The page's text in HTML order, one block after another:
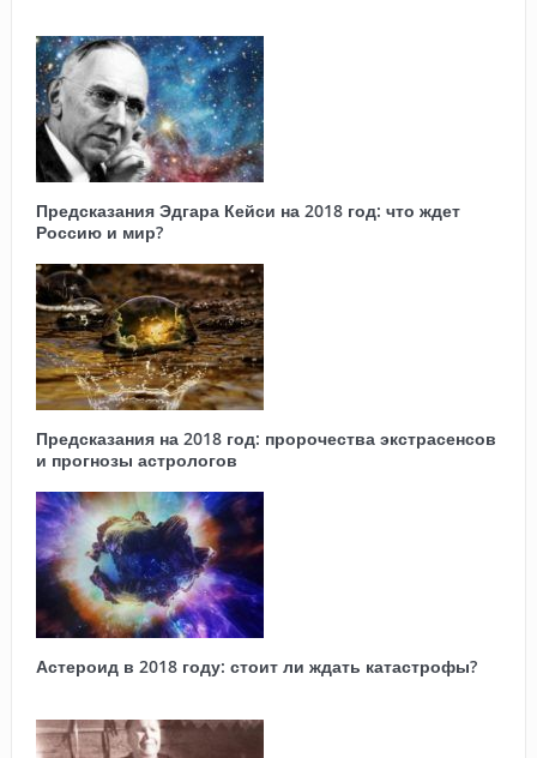
Предсказания Эдгара Кейси на 2018 год: что ждет
Россию и мир?
Предсказания на 2018 год: пророчества экстрасенсов
и прогнозы астрологов
Астероид в 2018 году: стоит ли ждать катастрофы?